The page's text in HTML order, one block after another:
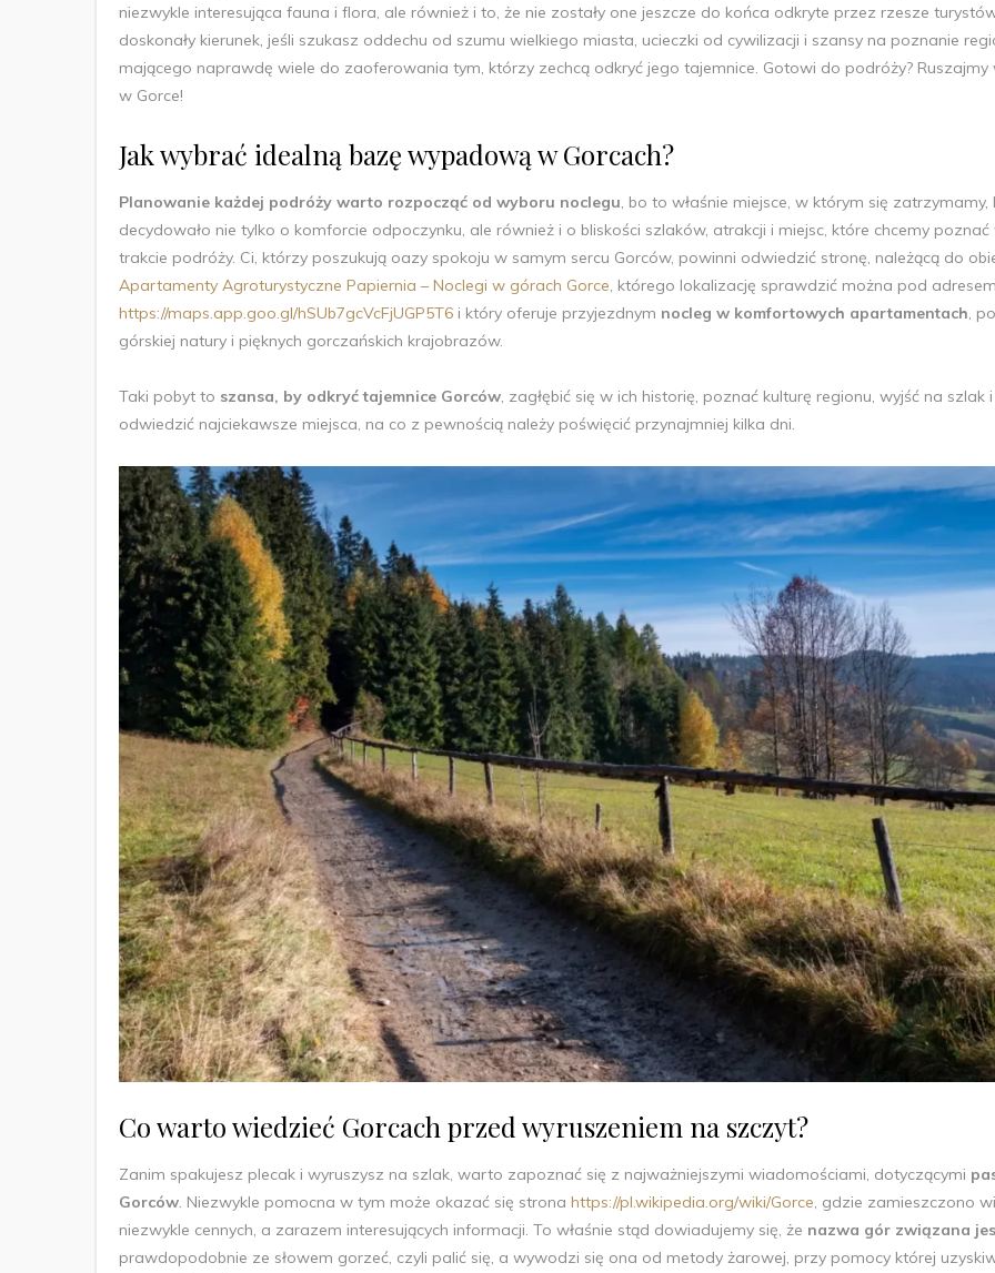
niezwykle interesująca fauna i flora, ale również i to, że nie zostały one jeszcze do końca odkryte przez rzesze
doskonały kierunek, jeśli szukasz oddechu od szumu wielkiego miasta, ucieczki od cywilizacji i szansy na poznanie
mającego naprawdę wiele do zaoferowania tym, którzy zechcą odkryć jego tajemnice. Gotowi do podróży? Ruszajmy
w Gorce!
Jak wybrać idealną bazę wypadową w Gorcach?
Planowanie każdej podróży warto rozpocząć od wyboru noclegu, bo to właśnie miejsce, w którym się zatrzymamy,
decydowało nie tylko o komforcie odpoczynku, ale również i o bliskości szlaków, atrakcji i miejsc, które chcemy poznać
trakcie podróży. Ci, którzy poszukują oazy spokoju w samym sercu Gorców, powinni odwiedzić stronę, należącą do
Apartamenty Agroturystyczne Papiernia – Noclegi w górach Gorce, którego lokalizację sprawdzić można pod adresem
https://maps.app.goo.gl/hSUb7gcVcFjUGP5T6 i który oferuje przyjezdnym nocleg w komfortowych apartamentach,
górskiej natury i pięknych gorczańskich krajobrazów.
Taki pobyt to szansa, by odkryć tajemnice Gorców, zagłębić się w ich historię, poznać kulturę regionu, wyjść na szlak i
odwiedzić najciekawsze miejsca, na co z pewnością należy poświęcić przynajmniej kilka dni.
Co warto wiedzieć Gorcach przed wyruszeniem na szczyt?
Zanim spakujesz plecak i wyruszysz na szlak, warto zapoznać się z najważniejszymi wiadomościami, dotyczącymi
Gorców. Niezwykle pomocna w tym może okazać się strona https://pl.wikipedia.org/wiki/Gorce, gdzie zamieszczono
niezwykle cennych, a zarazem interesujących informacji. To właśnie stąd dowiadujemy się, że nazwa gór związana
prawdopodobnie ze słowem gorzeć, czyli palić się, a wywodzi się ona od metody żarowej, przy pomocy której